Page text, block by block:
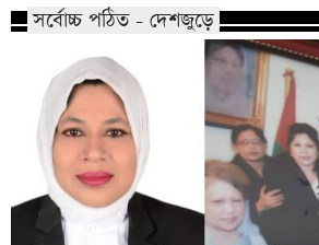
সর্বোচ্চ পঠিত - দেশজুড়ে